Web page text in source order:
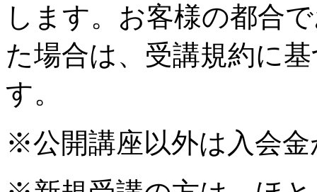
します。お客様の都合
た場合は、受講規約に
す。
※公開講座以外は入会